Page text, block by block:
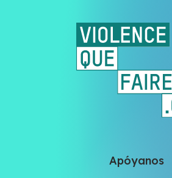
Apóyanos